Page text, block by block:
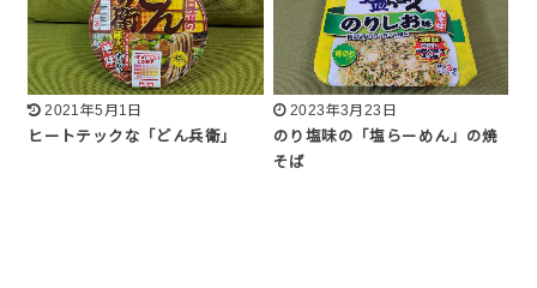
2021年5月1日
ヒートテックな「どん兵衛」
2023年3月23日
のり塩味の「塩らーめん」の焼
そば